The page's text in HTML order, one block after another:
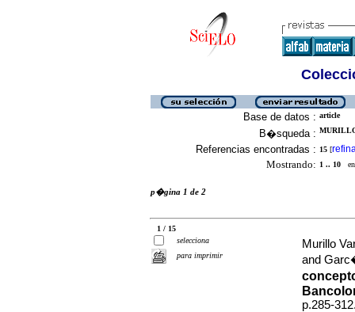
Base de datos : article
B�squeda :
Referencias encontradas : 15 [
Mostrando: 1 .. 10 en
p�gina 1 de 2
1 / 15
selecciona
para imprimir
Murillo
and
p.285-